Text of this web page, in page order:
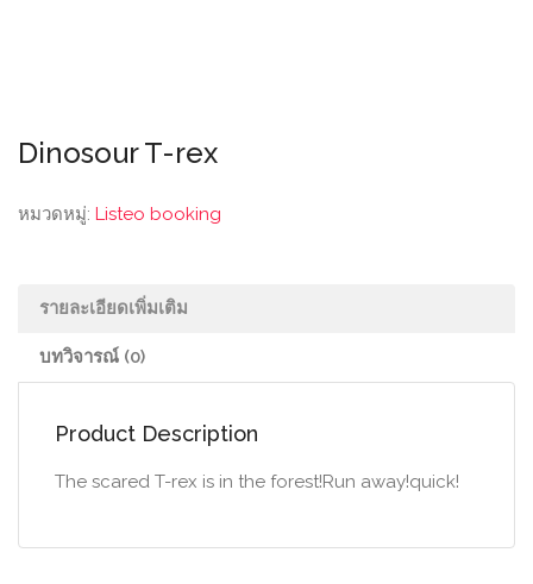
Dinosour T-rex
หมวดหมู่: Listeo booking
รายละเอียดเพิ่มเติม
บทวิจารณ์ (0)
Product Description
The scared T-rex is in the forest!Run away!quick!